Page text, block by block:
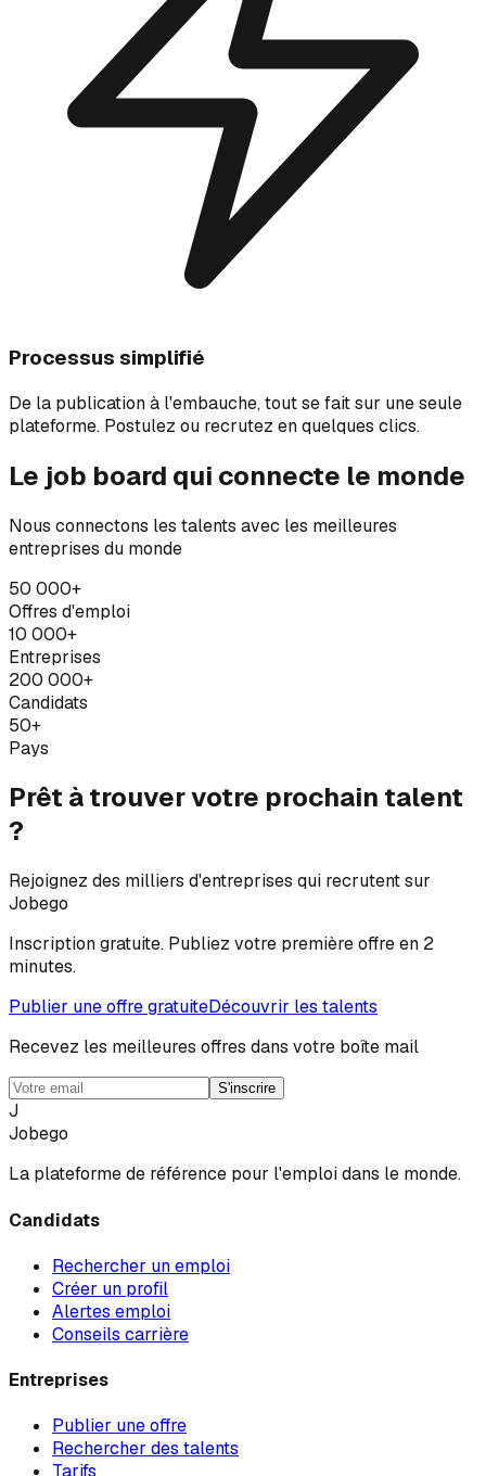
Processus simplifié
De la publication à l'embauche, tout se fait sur une seule
plateforme. Postulez ou recrutez en quelques clics.
Le job board qui connecte le monde
Nous connectons les talents avec les meilleures
entreprises du monde
50 000+
Offres d'emploi
10 000+
Entreprises
200 000+
Candidats
50+
Pays
Prêt à trouver votre prochain talent
?
Rejoignez des milliers d'entreprises qui recrutent sur
Jobego
Inscription gratuite. Publiez votre première offre en 2
minutes.
Publier une offre gratuiteDécouvrir les talents
Recevez les meilleures offres dans votre boîte mail
S'inscrire
J
Jobego
La plateforme de référence pour l'emploi dans le monde.
Candidats
Rechercher un emploi
Créer un profil
Alertes emploi
Conseils carrière
Entreprises
Publier une offre
Rechercher des talents